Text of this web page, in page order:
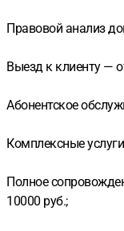
Правовой анализ
Выезд к клиенту —
Абонентское
Комплексные
Полное
10000 руб.;